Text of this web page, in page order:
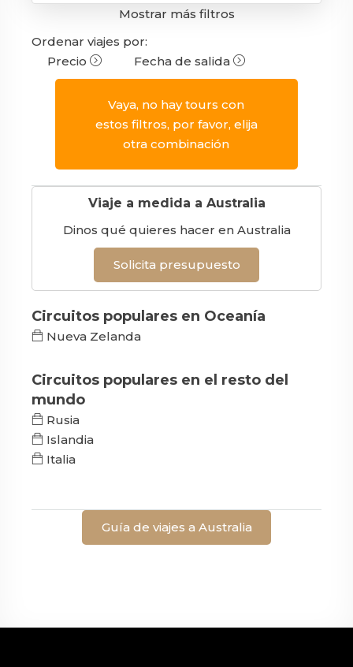
Mostrar más filtros
Ordenar viajes por:
Precio
Fecha de salida
Vaya, no hay tours con
estos filtros, por favor, elija
otra combinación
Viaje a medida a Australia
Dinos qué quieres hacer en Australia
Solicita presupuesto
Circuitos populares en Oceanía
Nueva Zelanda
Circuitos populares en el resto del
mundo
Rusia
Islandia
Italia
Guía de viajes a Australia